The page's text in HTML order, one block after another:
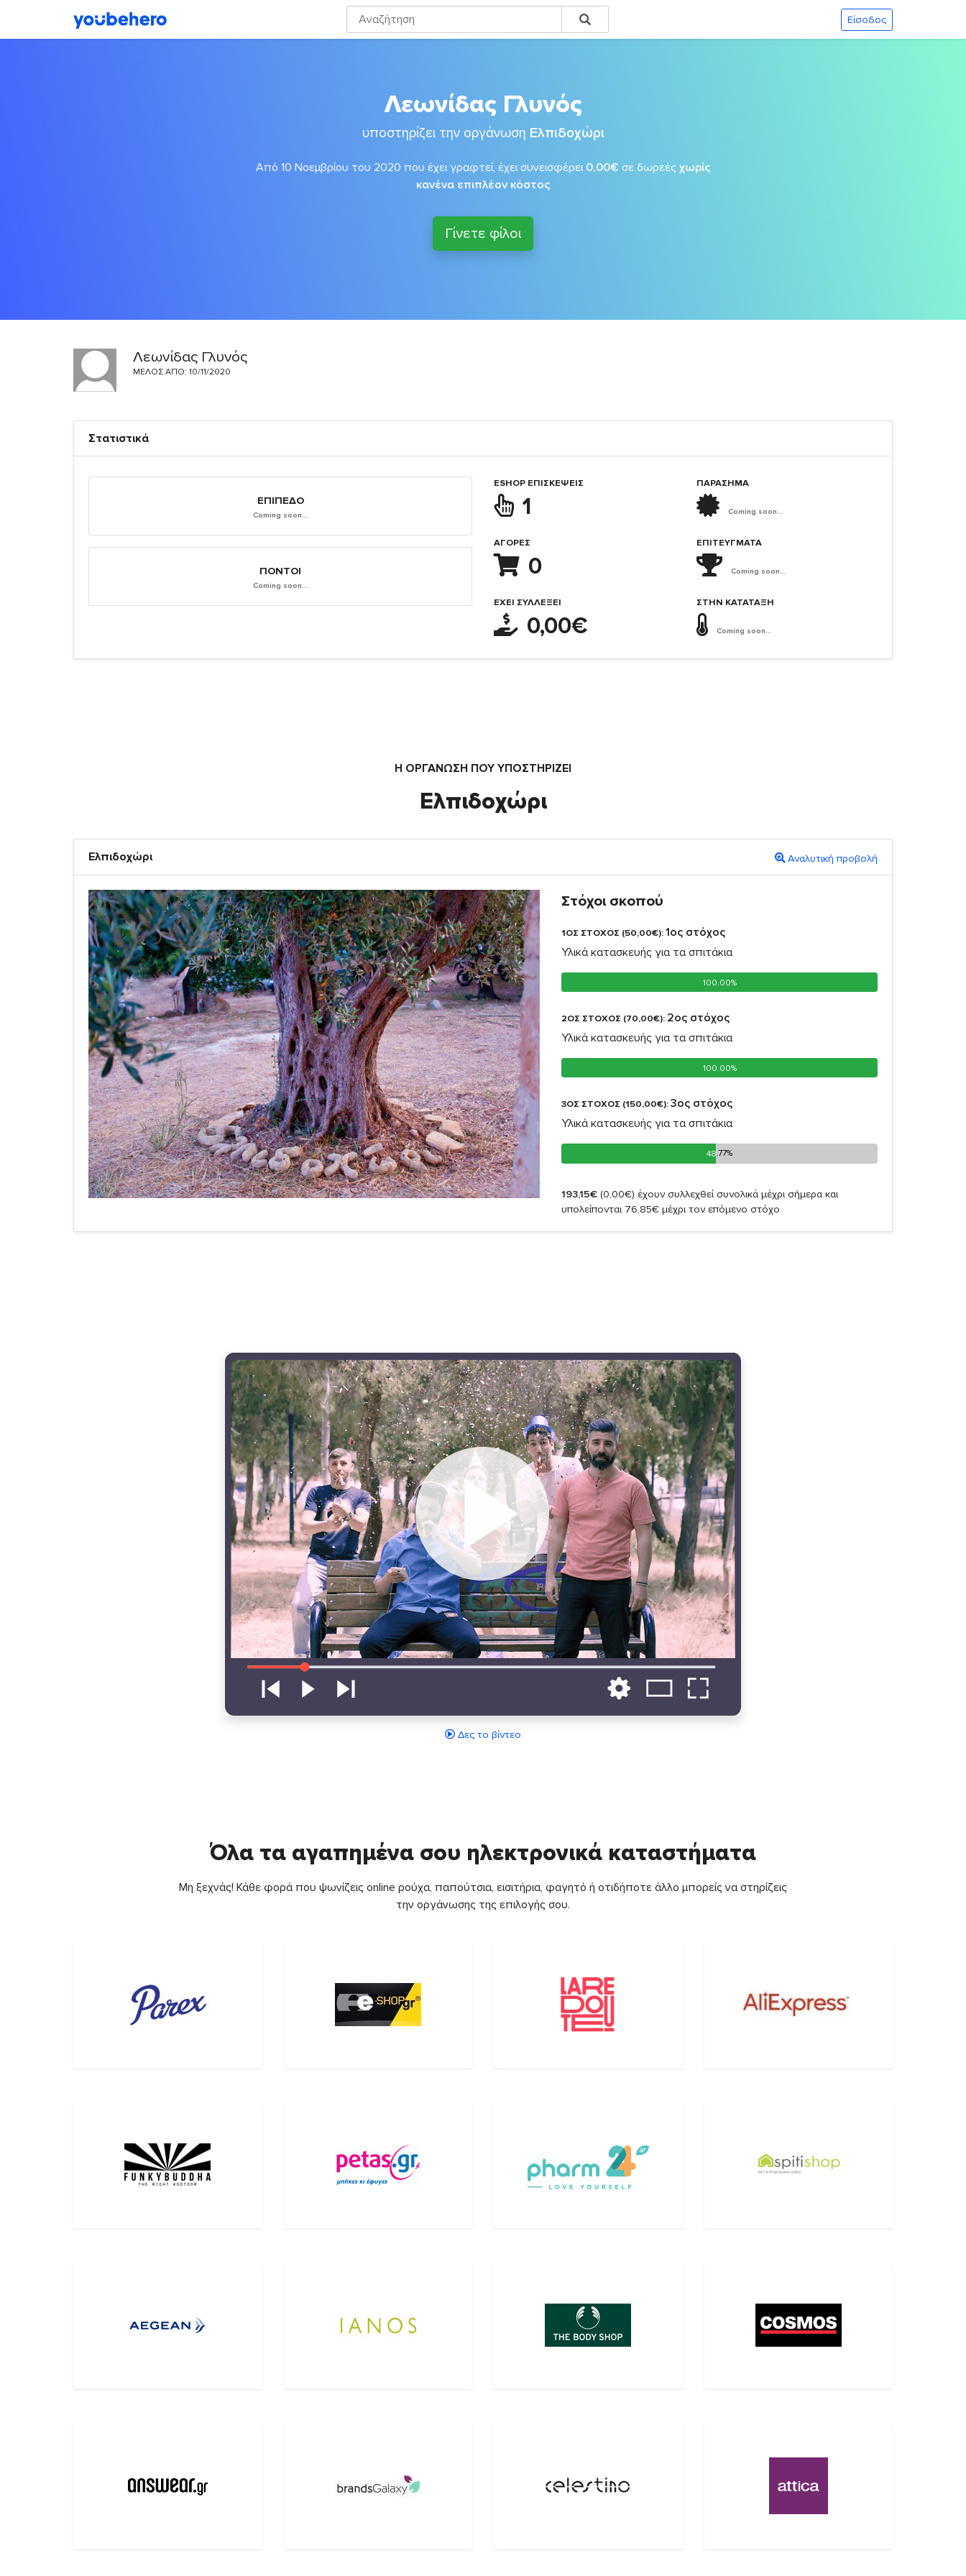
Είσοδος
Λεωνίδας Γλυνός
υποστηρίζει την οργάνωση Ελπιδοχώρι
Από 10 Νοεμβρίου του 2020 που έχει γραφτεί, έχει συνεισφέρει 0,00€ σε δωρεές χωρίς
κανένα επιπλέον κόστος
Γίνετε φίλοι
Λεωνίδας Γλυνός
ΜΈΛΟΣ ΑΠΌ: 10/11/2020
Στατιστικά
ΕΠΊΠΕΔΟ
Coming soon...
ΠΌΝΤΟΙ
Coming soon...
ESHOP ΕΠΙΣΚΈΨΕΙΣ
1
ΑΓΟΡΈΣ
0
ΈΧΕΙ ΣΥΛΛΈΞΕΙ
0,00€
ΠΑΡΑΣΗΜΑ
Coming soon...
ΕΠΙΤΕΎΓΜΑΤΑ
Coming soon...
ΣΤΗΝ ΚΑΤΆΤΑΞΗ
Coming soon...
Η ΟΡΓΆΝΩΣΗ ΠΟΥ ΥΠΟΣΤΗΡΙΖΕΙ
Ελπιδοχώρι
Ελπιδοχώρι Αναλυτική προβολή
Στόχοι σκοπού
1ΟΣ ΣΤΟΧΟΣ (50,00€):1ος στόχος
Υλικά κατασκευής για τα σπιτάκια
100.00%
100.00%
2ΟΣ ΣΤΟΧΟΣ (70,00€): 2oς στόχος
Υλικά κατασκευής για τα σπιτάκια
100.00%
100.00%
3ΟΣ ΣΤΟΧΟΣ (150,00€):3oς στόχος
Υλικά κατασκευής για τα σπιτάκια
48.77%
48.77%
193,15€ (0,00€) έχουν συλλεχθεί συνολικά μέχρι σήμερα και
υπολείπονται 76,85€ μέχρι τον επόμενο στόχο
Δες το βίντεο
Όλα τα αγαπημένα σου ηλεκτρονικά καταστήματα
Μη ξεχνάς! Κάθε φορά που ψωνίζεις online ρούχα, παπούτσια, εισιτήρια, φαγητό ή οτιδήποτε άλλο μπορείς να στηρίζεις
την οργάνωσης της επιλογής σου.